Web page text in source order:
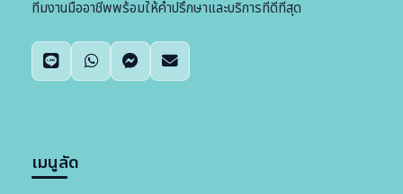
ทีมงานมืออาชีพพร้อมให้คำปรึกษาและบริการที่ดีที่สุด
เมนูลัด